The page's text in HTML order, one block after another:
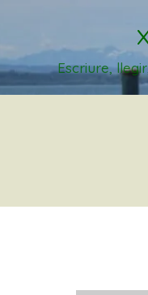
Escriure,